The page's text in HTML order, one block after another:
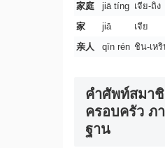
家庭 jiā tíng เจีย-ถิง
家
jiā เจีย
亲人
qīn rén ชิน-เห
คำศัพท์สมา
ครอบครัว ภ
ฐาน